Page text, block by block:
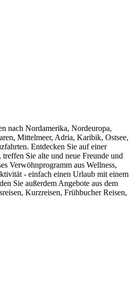
nach Nordamerika, Nordeuropa,
Mittelmeer, Adria, Karibik, Ostsee,
Entdecken Sie auf einer
Sie alte und neue Freunde und
Verwöhnprogramm aus Wellness,
- einfach einen Urlaub mit einem
Sie außerdem Angebote aus dem
Kurzreisen, Frühbucher Reisen,